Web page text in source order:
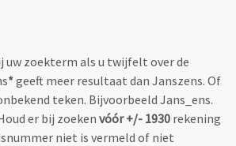
uw zoekterm als u twijfelt over de
*geeft meer resultaat dan Janszens. Of
teken. Bijvoorbeeld Jans_ens.
er bij zoeken vóór +/- 1930 rekening
niet is vermeld of niet